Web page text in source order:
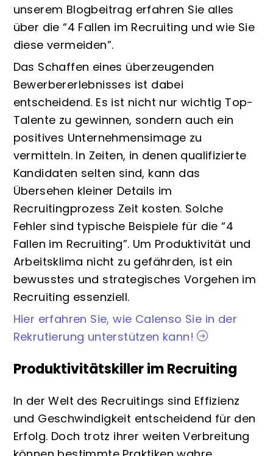
unserem Blogbeitrag erfahren Sie alles
über die “4 Fallen im Recruiting und wie Sie
diese vermeiden”.
Das Schaffen eines überzeugenden
Bewerbererlebnisses ist dabei
entscheidend. Es ist nicht nur wichtig Top-
Talente zu gewinnen, sondern auch ein
positives Unternehmensimage zu
vermitteln. In Zeiten, in denen qualifizierte
Kandidaten selten sind, kann das
Übersehen kleiner Details im
Recruitingprozess Zeit kosten. Solche
Fehler sind typische Beispiele für die “4
Fallen im Recruiting”. Um Produktivität und
Arbeitsklima nicht zu gefährden, ist ein
bewusstes und strategisches Vorgehen im
Recruiting essenziell.
Hier erfahren Sie, wie Calenso Sie in der
Rekrutierung unterstützen kann!
Produktivitätskiller im Recruiting
In der Welt des Recruitings sind Effizienz
und Geschwindigkeit entscheidend für den
Erfolg. Doch trotz ihrer weiten Verbreitung